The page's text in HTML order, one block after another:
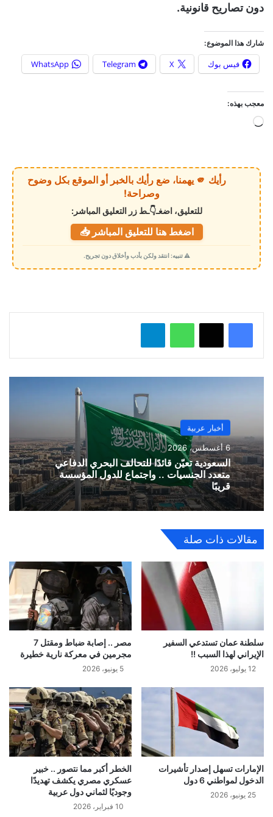
دون تصاريح قانونية.
شارك هذا الموضوع:
فيس بوك X
Telegram
WhatsApp
معجب بهذه:
ي
م
ي
رأيك 🫵 يهمنا، ضع رأيك بالخبر أو الموقع بكل وضوح
وصراحة!
للتعليق، اضغـ👇ـط زر التعليق المباشر:
اضغط هنا للتعليق المباشر 📥
⚠️ تنبيه: انتقد ولكن بأدب وأخلاق دون تجريح.
واتساب
أخبار عربية
6 أغسطس، 2026
السعودية تعيّن قائدًا للتحالف البحري الدفاعي
متعدد الجنسيات .. واجتماع للدول المؤسسة
قريبًا
مقالات ذات صلة
سلطنة عمان تستدعي السفير
الإيراني لهذا السبب !!
12 يوليو، 2026
مصر .. إصابة ضباط ومقتل 7
مجرمين في معركة نارية خطيرة
5 يونيو، 2026
الإمارات تسهل إصدار تأشيرات
الدخول لمواطني 6 دول
25 يونيو، 2026
الخطر أكبر مما نتصور .. خبير
عسكري مصري يكشف تهديدًا
وجوديًا لثماني دول عربية
10 فبراير، 2026